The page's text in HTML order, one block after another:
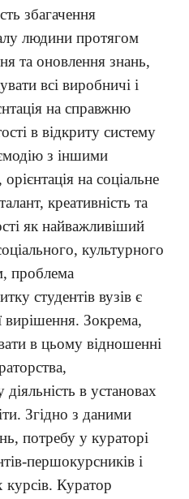
збагачення
людини протягом
та оновлення знань,
всі виробничі і
на справжню
в відкриту систему
з іншими
на соціальне
креативність та
як найважливіший
культурного
проблема
студентів вузів є
вирішення. Зокрема,
в цьому відношенні
в установах
Згідно з даними
потребу у кураторі
першокурсників і
курсів. Куратор